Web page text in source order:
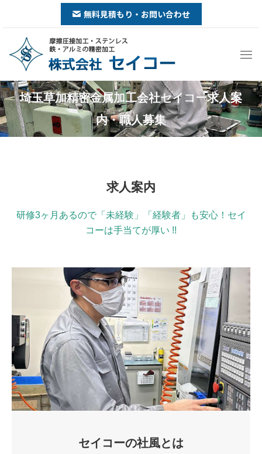
無料見積もり・お問い合わせ
埼玉草加精密金属加工会社セイコー求人案
内・職人募集
You are here:
求人案内
研修3ヶ月あるので「未経験」「経験者」も安心！セイ
コーは手当てが厚い !!
セイコーの社風とは